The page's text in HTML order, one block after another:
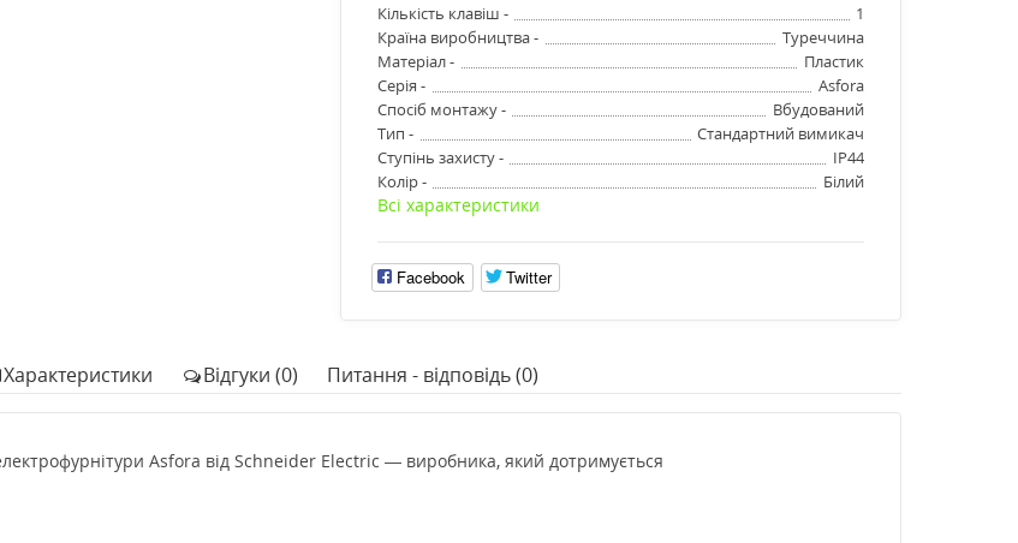
Кількість клавіш -
1
Країна виробництва -
Туреччина
Матеріал -
Пластик
Серія -
Asfora
Спосіб монтажу -
Вбудований
Тип -
Стандартний вимикач
Ступінь захисту -
IP44
Колір -
Білий
Всі характеристики
Facebook Twitter
Характеристики Відгуки (0) Питання - відповідь (0)
Asfora від Schneider Electric — виробника, який дотримується